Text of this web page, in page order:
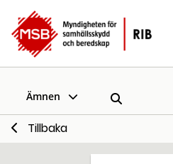
Ämnen
Tillbaka